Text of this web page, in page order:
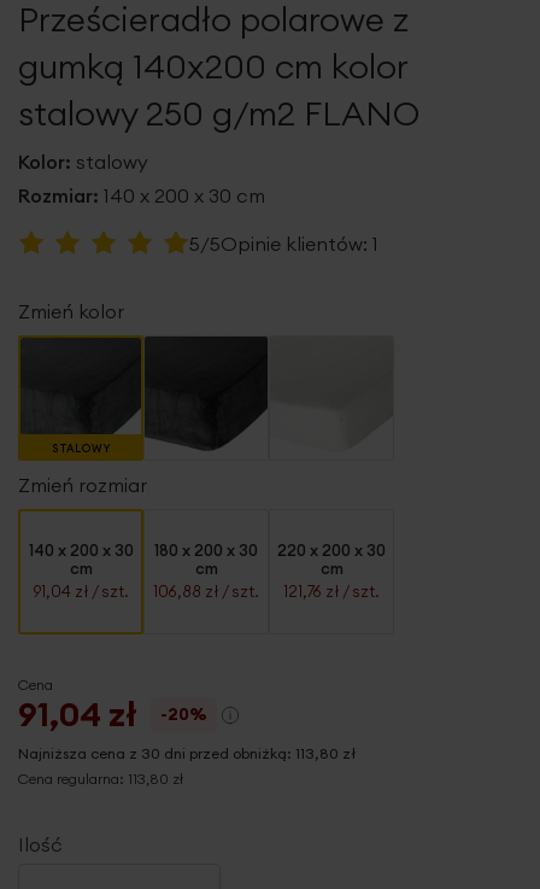
galeriiPrześcieradło polarowe z
gumką 140x200 cm kolor
stalowy 250 g/m2 FLANO
Kolor: stalowy
Rozmiar: 140 x 200 x 30 cm
Ocena:
5/5Opinie klientów: 1
Zmień kolor
STALOWY
Zmień rozmiar
140 x 200 x 30
cm
91,04 zł / szt.
180 x 200 x 30
cm
106,88 zł / szt.
220 x 200 x 30
cm
121,76 zł / szt.
Ilość
Cena
91,04 zł -20%
Najniższa cena z 30 dni przed obniżką: 113,80 zł
Cena regularna: 113,80 zł